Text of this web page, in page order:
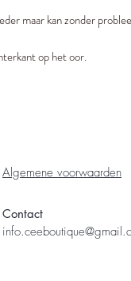
maar kan zonder
op het oor.
Algemene voorwaarden
Contact